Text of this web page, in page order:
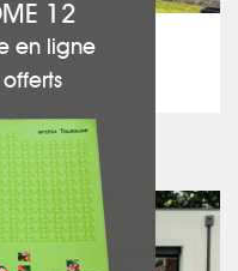
12
en ligne